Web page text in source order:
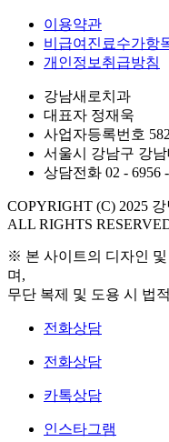
이용약관
비급여진료수가항
개인정보취급방침
강남새로치과
대표자 정재욱
사업자등록번호
서울시 강남구 강
상담전화 02 - 6956
COPYRIGHT (C) 2025
ALL RIGHTS
※ 본 사이트의 디자인
며,
무단 복제 및 도용 시 법
전화상담
전화상담
카톡상담
인스타그램